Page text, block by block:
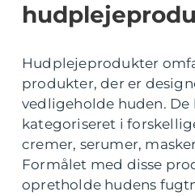
Hudplejeprodukter
produkter, der er
vedligeholde huden.
kategoriseret i
cremer, serumer,
Formålet med disse
opretholde hudens